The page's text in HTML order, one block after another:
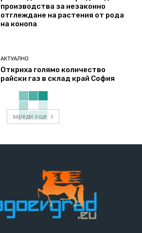
производства за незаконно
отглеждане на растения от рода
на конопа
АКТУАЛНО
Откриха голямо количество
райски газ в склад край София
зареди още